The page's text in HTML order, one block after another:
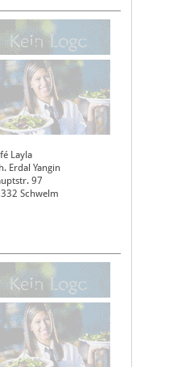
Layla
Erdal Yangin
97
Schwelm